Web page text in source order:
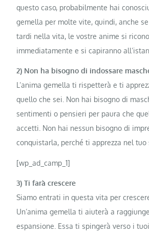
questo caso, probabilmente hai
gemella per molte vite, quindi, anche
tardi nella vita, le vostre anime si
immediatamente e si capiranno
2) Non ha bisogno di indossare
L’anima gemella ti rispetterà e ti
quello che sei. Non hai bisogno di
sentimenti o pensieri per paura che
accetti. Non hai nessun bisogno di
conquistarla, perché ti apprezza nel
[wp_ad_camp_1]
3) Ti farà crescere
Siamo entrati in questa vita per
Un’anima gemella ti aiuterà a
espansione. Essa ti spingerà verso i